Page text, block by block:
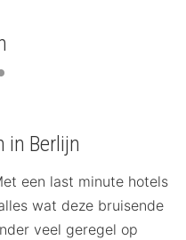
in Berlijn
een last minute hotels
wat deze bruisende
veel geregel op